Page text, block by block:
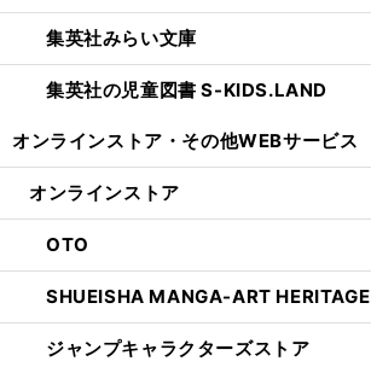
集英社みらい文庫
集英社の児童図書 S-KIDS.LAND
オンラインストア・ その他WEBサービス
オンラインストア
OTO
SHUEISHA MANGA-ART HERITAGE
ジャンプキャラクターズストア